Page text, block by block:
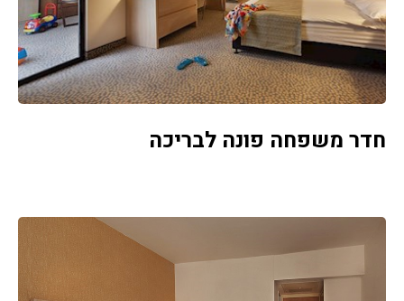
חדר משפחה פונה לבריכה